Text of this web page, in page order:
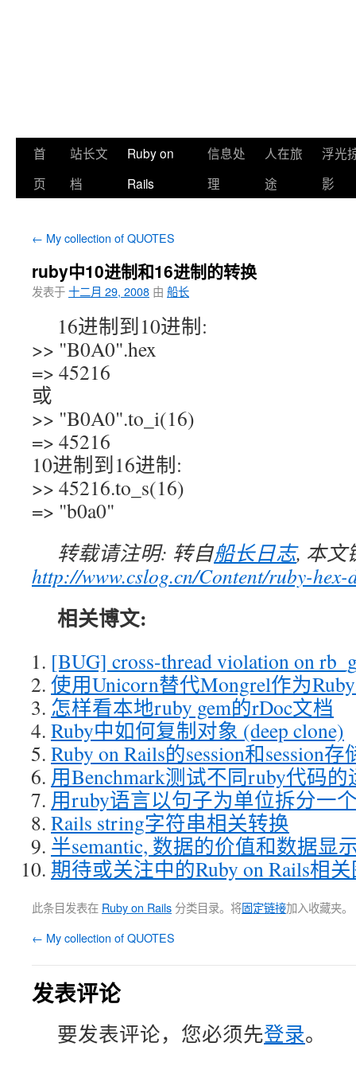
首
页
站长文
档
Ruby on
Rails
信息处
理
人在旅
途
浮光
影
← My collection of QUOTES
ruby中10进制和16进制的转换
发表于十二月 29, 2008 由 船长
16进制到10进制:
>> "B0A0".hex
=> 45216
或
>> "B0A0".to_i(16)
=> 45216
10进制到16进制:
>> 45216.to_s(16)
=> "b0a0"
转载请注明: 转自船长日志, 本文
http://www.cslog.cn/Content/ruby-hex-
相关博文:
[BUG] cross-thread violation on
使用Unicorn替代Mongrel作为
怎样看本地ruby gem的rDoc文档
Ruby中如何复制对象 (deep clone)
Ruby on Rails的session和session
用Benchmark测试不同ruby代码
用ruby语言以句子为单位拆分一
Rails string字符串相关转换
半semantic, 数据的价值和数据显
期待或关注中的Ruby on Rails相
此条目发表在 Ruby on Rails 分类目录。将固定链接加入收藏夹。
← My collection of QUOTES
发表评论
要发表评论，您必须先登录。